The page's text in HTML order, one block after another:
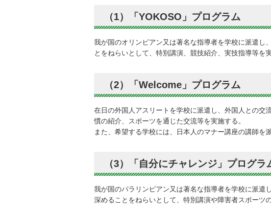
（1）「YOKOSO」プログラム
我が国のオリンピアン又は著名な指導者を学校に派遣し
とをねらいとして、特別講演、競技紹介、実技指導等を実
（2）「Welcome」プログラム
在日の外国人アスリートを学校に派遣し、外国人との交
慣の紹介、スポーツを通じた交流等を実施する。
また、希望する学校には、日本人のマナー講座の講師
（3）「自分にチャレンジ」プログラ
我が国のパラリンピアン又は著名な指導者を学校に派遣
深めることをねらいとして、特別講演や障害者スポーツ